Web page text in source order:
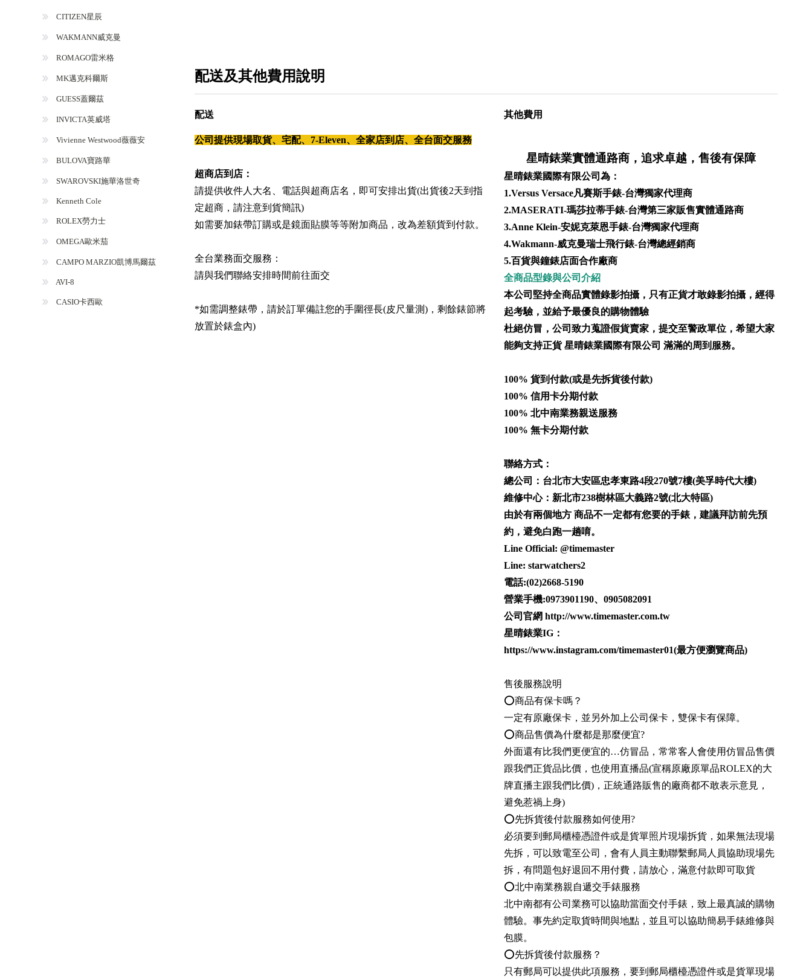
INVICTA英威塔
Kenneth Cole
配送及其他費用說明
配送
公司提供現場取貨、宅配、7-Eleven、全家店到店、全台面交服務
超商店到店：
請提供收件人大名、電話與超商店名，即可安排出貨(出貨後2天到指
定超商，請注意到貨簡訊)
如需要加錶帶訂購或是鏡面貼膜等等附加商品，改為差額貨到付款。
全台業務面交服務：
請與我們聯絡安排時間前往面交
*如需調整錶帶，請於訂單備註您的手圍徑長(皮尺量測)，剩餘錶節將
放置於錶盒內)
其他費用
星晴錶業實體通路商，追求卓越，售後有保障
星晴錶業國際有限公司為：
1.Versus Versace凡賽斯手錶-台灣獨家代理商
2.MASERATI-瑪莎拉蒂手錶-台灣第三家販售實體通路商
3.Anne Klein-安妮克萊恩手錶-台灣獨家代理商
4.Wakmann-威克曼瑞士飛行錶-台灣總經銷商
5.百貨與鐘錶店面合作廠商
全商品型錄與公司介紹
本公司堅持全商品實體錄影拍攝，只有正貨才敢錄影拍攝，經得
起考驗，並給予最優良的購物體驗
杜絕仿冒，公司致力蒐證假貨賣家，提交至警政單位，希望大家
能夠支持正貨 星晴錶業國際有限公司 滿滿的周到服務。
100% 貨到付款(或是先拆貨後付款)
100% 信用卡分期付款
100% 北中南業務親送服務
100% 無卡分期付款
聯絡方式：
總公司： 台北市大安區忠孝東路4段270號7樓(美孚時代大樓)
維修中心： 新北市238樹林區大義路2號(北大特區)
由於有兩個地方 商品不一定都有您要的手錶，建議拜訪前先預
約，避免白跑一趟唷。
Line Official:@timemaster
Line:starwatchers2
電話:(02)2668-5190
營業手機:0973901190、0905082091
公司官網http://www.timemaster.com.tw
星晴錶業IG：
https://www.instagram.com/timemaster01(最方便瀏覽商品)
售後服務說明
⭕商品有保卡嗎？
一定有原廠保卡，並另外加上公司保卡，雙保卡有保障。
⭕商品售價為什麼都是那麼便宜?
外面還有比我們更便宜的…仿冒品，常常客人會使用仿冒品售價
跟我們正貨品比價，也使用直播品(宣稱原廠原單品ROLEX的大
牌直播主跟我們比價)，正統通路販售的廠商都不敢表示意見，
避免惹禍上身)
⭕先拆貨後付款服務如何使用?
必須要到郵局櫃檯憑證件或是貨單照片現場拆貨，如果無法現場
先拆，可以致電至公司，會有人員主動聯繫郵局人員協助現場先
拆，有問題包好退回不用付費，請放心，滿意付款即可取貨
⭕北中南業務親自遞交手錶服務
北中南都有公司業務可以協助當面交付手錶，致上最真誠的購物
體驗。事先約定取貨時間與地點，並且可以協助簡易手錶維修與
包膜。
⭕先拆貨後付款服務？
只有郵局可以提供此項服務，要到郵局櫃檯憑證件或是貨單現場
CITIZEN星辰
WAKMANN威克曼
ROMAGO雷米格
MK邁克科爾斯
GUESS蓋爾茲
INVICTA英威塔
Vivienne Westwood薇薇安
BULOVA寶路華
SWAROVSKI施華洛世奇
Kenneth Cole
ROLEX勞力士
OMEGA歐米茄
CAMPO MARZIO凱博馬爾茲
AVI-8
CASIO卡西歐